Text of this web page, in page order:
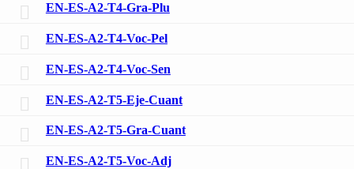
EN-ES-A2-T4-Gra-Plu
EN-ES-A2-T4-Voc-Pel
EN-ES-A2-T4-Voc-Sen
EN-ES-A2-T5-Eje-Cuant
EN-ES-A2-T5-Gra-Cuant
EN-ES-A2-T5-Voc-Adj